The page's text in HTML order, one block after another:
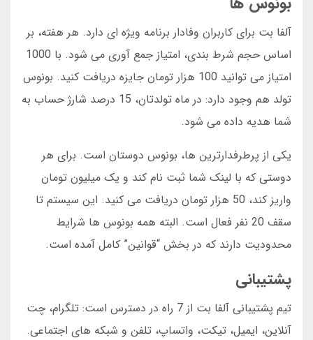
آلفا بت برای کاربران وفادار برنامه ویژه ای دارد. هر هفته، بر
اساس حجم شرط بندی، امتیاز جمع آوری می شود. با 1000
امتیاز می توانید 100 هزار تومان جایزه دریافت کنید. بونوس
تولد هم وجود دارد: در ماه تولدتان، 15 درصد شارژ حساب به
شما هدیه داده می شود.
یکی از پرطرفدارترین ها، بونوس دوستان است. برای هر
دوستی که با لینک شما ثبت نام کند و یک میلیون تومان
واریز کند، 50 هزار تومان دریافت می کنید. این سیستم تا
سقف 20 نفر فعال است. البته همه بونوس ها شرایط
محدودیت دارند که در بخش “قوانین” کامل آمده است.
پشتیبانی
تیم پشتیبانی آلفا بت از 7 راه در دسترس است: تلگرام، چت
آنلاین، ایمیل، تیکت، واتساپ، تلفن و شبکه های اجتماعی.